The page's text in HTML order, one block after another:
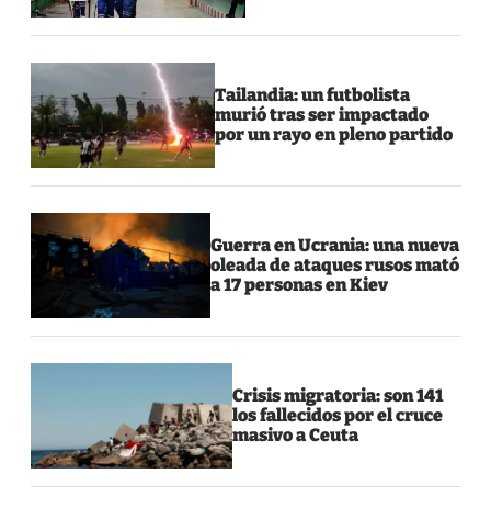
Tailandia: un futbolista
murió tras ser impactado
por un rayo en pleno partido
Guerra en Ucrania: una nueva
oleada de ataques rusos mató
a 17 personas en Kiev
Crisis migratoria: son 141
los fallecidos por el cruce
masivo a Ceuta